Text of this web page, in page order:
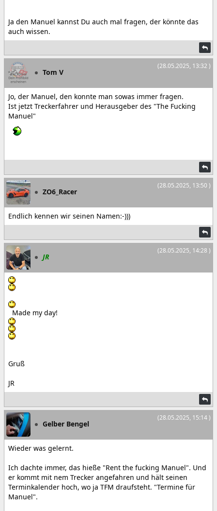
Ja den Manuel kannst Du auch mal fragen, der könnte das
auch wissen.
(28.05.2025, 13:32 )
Tom V
Jo, der Manuel, den konnte man sowas immer fragen.
Ist jetzt Treckerfahrer und Herausgeber des "The Fucking
Manuel"
(28.05.2025, 13:50 )
ZO6_Racer
Endlich kennen wir seinen Namen:-)))
(28.05.2025, 14:28 )
JR
Made my day!
Gruß
JR
(28.05.2025, 15:14 )
Gelber Bengel
Wieder was gelernt.
Ich dachte immer, das hieße "Rent the fucking Manuel". Und
er kommt mit nem Trecker angefahren und hält seinen
Terminkalender hoch, wo ja TFM draufsteht. "Termine für
Manuel".